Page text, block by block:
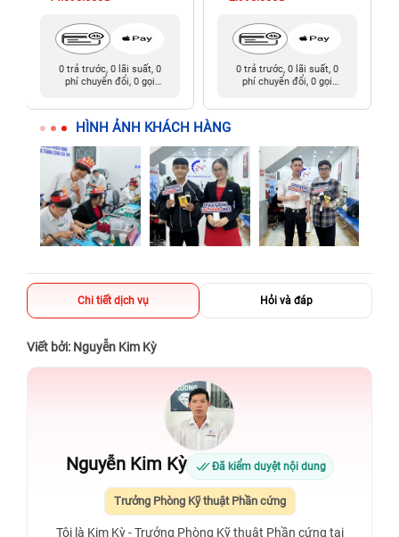
0 trả trước, 0 lãi suất, 0
phí chuyển đổi, 0 gọi
0 trả trước, 0 lãi suất, 0
phí chuyển đổi, 0 gọi
HÌNH ẢNH KHÁCH HÀNG
Chi tiết dịch vụ Hỏi và đáp
Viết bởi: Nguyễn Kim Kỳ
Nguyễn Kim Kỳ Đã kiểm duyệt nội dung
Trưởng Phòng Kỹ thuật Phần cứng
Tôi là Kim Kỳ - Trưởng Phòng Kỹ thuật Phần cứng tại